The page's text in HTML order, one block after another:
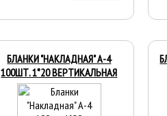
БЛАНКИ "НАКЛАДНАЯ" А-4
100ШТ. 1*20 ВЕРТИКАЛЬНАЯ